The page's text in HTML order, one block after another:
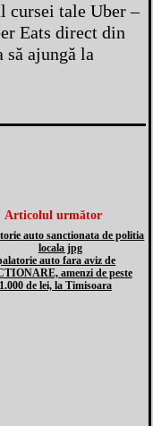
cursei tale Uber –
Eats direct din
să ajungă la
Articolul următor
auto fara aviz de
amenzi de peste
de lei, la Timisoara